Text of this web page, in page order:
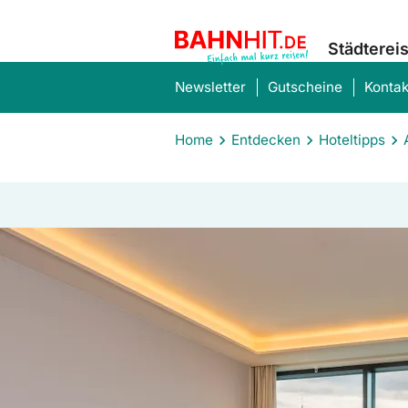
Newsletter Gutscheine
Home Entdecken Hoteltipps